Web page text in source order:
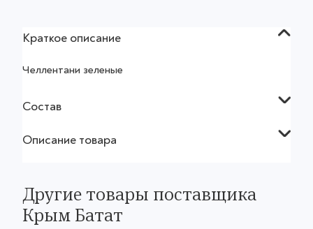
Краткое описание
Челлентани зеленые
Состав
Описание товара
Другие товары поставщика
Крым Батат